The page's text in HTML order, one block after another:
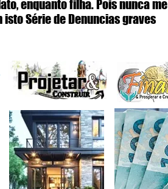
enquanto filha. Pois nunca me
isto Série de Denuncias graves